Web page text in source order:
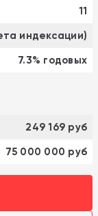
11
индексации)
7.3% годовых
249 169 руб
75 000 000 руб